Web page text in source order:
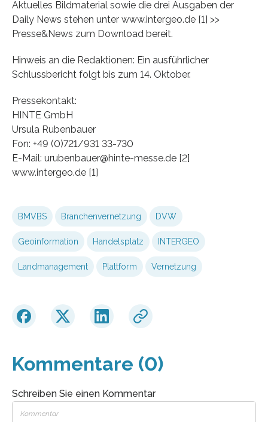
Aktuelles Bildmaterial sowie die drei Ausgaben der
Daily News stehen unter www.intergeo.de [1] >>
Presse&News zum Download bereit.
Hinweis an die Redaktionen: Ein ausführlicher
Schlussbericht folgt bis zum 14. Oktober.
Pressekontakt:
HINTE GmbH
Ursula Rubenbauer
Fon: +49 (0)721/931 33-730
E-Mail: urubenbauer@hinte-messe.de [2]
www.intergeo.de [1]
BMVBS Branchenvernetzung DVW
Geoinformation Handelsplatz INTERGEO
Landmanagement Plattform Vernetzung
Kommentare (0)
Schreiben Sie einen Kommentar